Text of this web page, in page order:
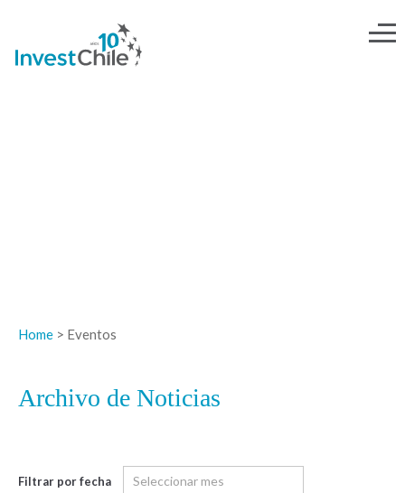
Home > Eventos
Archivo de Noticias
Filtrar por fecha